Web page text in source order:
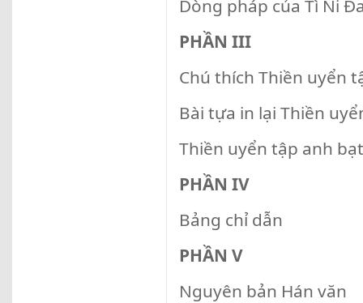
Dòng pháp của Tì Ni
PHẦN III
Chú thích Thiền uyển
Bài tựa in lại Thiền
Thiền uyển tập anh
PHẦN IV
Bảng chỉ dẫn
PHẦN V
Nguyên bản Hán văn